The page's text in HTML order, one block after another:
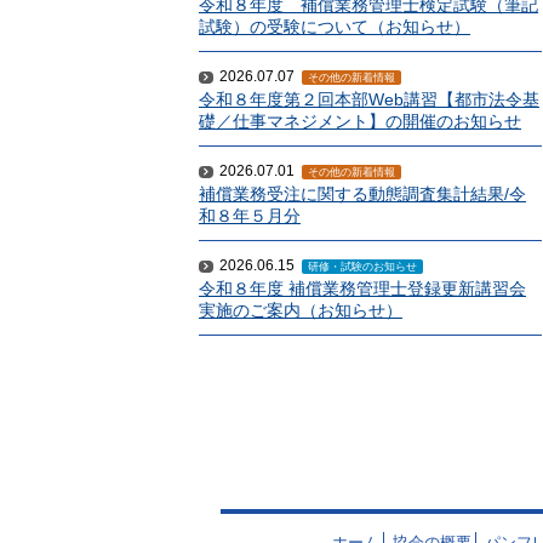
令和８年度 補償業務管理士検定試験（筆記
試験）の受験について（お知らせ）
2026.07.07 その他の新着情報
令和８年度第２回本部Web講習【都市法令基
礎／仕事マネジメント】の開催のお知らせ
2026.07.01 その他の新着情報
補償業務受注に関する動態調査集計結果/令
和８年５月分
2026.06.15 研修・試験のお知らせ
令和８年度 補償業務管理士登録更新講習会
実施のご案内（お知らせ）